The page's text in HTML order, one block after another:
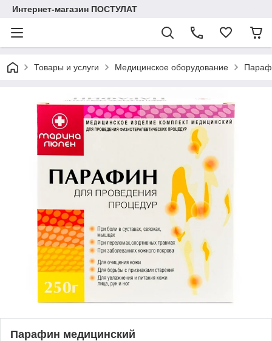
Интернет-магазин ПОСТУЛАТ
Товары и услуги Медицинское оборудование
Парафин медицинский